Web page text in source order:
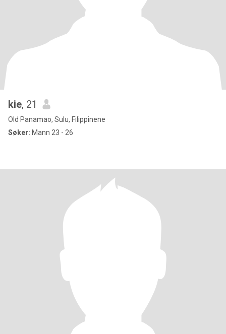
kie, 21
Old Panamao, Sulu, Filippinene
Søker: Mann 23 - 26